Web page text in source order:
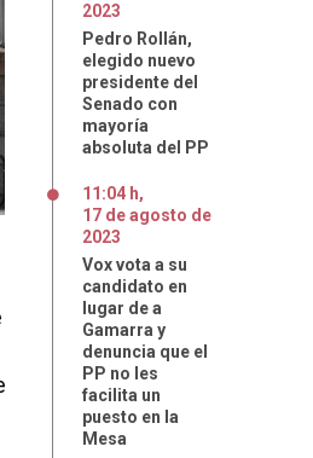
2023
Pedro Rollán,
elegido nuevo
presidente del
Senado con
mayoría
absoluta del PP
11:04 h,
17 deagosto de
2023
Vox vota a su
candidato en
lugar de a
Gamarra y
denuncia que el
PP no les
facilita un
puesto en la
Mesa